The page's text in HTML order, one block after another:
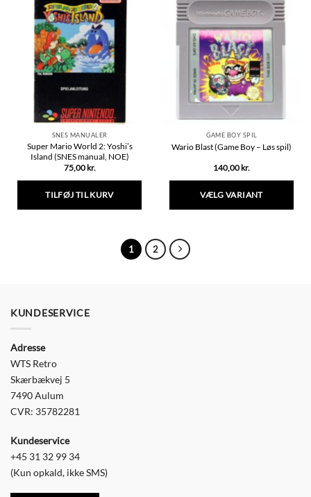
SNES MANUALER
Super Mario World 2: Yoshi’s
Island (SNES manual, NOE)
75,00 kr.
TILFØJ TIL KURV
GAME BOY SPIL
Wario Blast (Game Boy – Løs spil)
140,00 kr.
VÆLG VARIANT
1 2
KUNDESERVICE
Adresse
WTS Retro
Skærbækvej 5
7490 Aulum
CVR: 35782281
Kundeservice
+45 31 32 99 34
(Kun opkald, ikke SMS)